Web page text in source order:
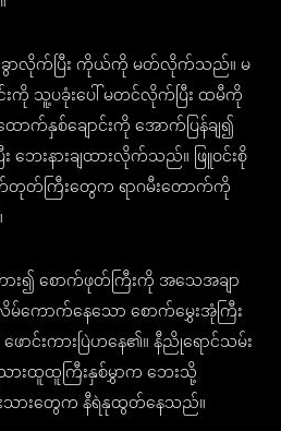
ခွာလိုက်ပြီး ကိုယ်ကို မတ်လိုက်သည်။ မ
းကို သူ့ပခုံးပေါ် မတင်လိုက်ပြီး ထမီကို
က်နှစ်ချောင်းကို အောက်ပြန်ချ၍
ေးနားချထားလိုက်သည်။ ဖြူဝင်းစို
တ်တုတ်ကြီးတွေက ရာဂမီးတောက်ကို
ကား၍ စောက်ဖုတ်ကြီးကို အသေအချာ
ောက်နေသော စောက်မွှေးအုံကြီး
ာင်းကားပြဲဟနေ၏။ နီညိုရောင်သမ်း
းထူထူကြီးနှစ်မွှာက ဘေးသို့
သားတွေက နီရဲနုထွတ်နေသည်။